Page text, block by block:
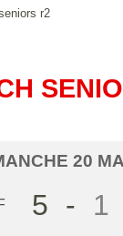
r2
20
5 - 1